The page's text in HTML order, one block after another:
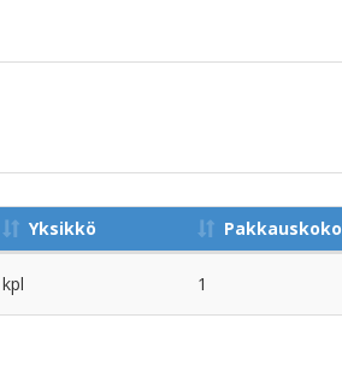
Yksikkö Pakkauskoko
kpl 1